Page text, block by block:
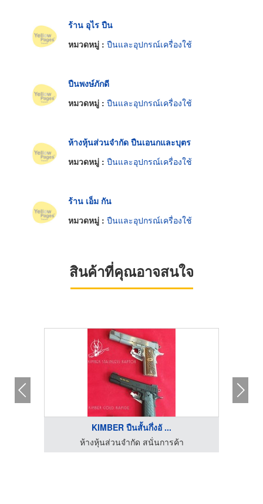
ร้าน อุไร ปืน
หมวดหมู่ : ปืนและอุปกรณ์เครื่องใช้
ปืนพงษ์ภักดี
หมวดหมู่ : ปืนและอุปกรณ์เครื่องใช้
ห้างหุ้นส่วนจำกัด ปืนเอนกและบุตร
หมวดหมู่ : ปืนและอุปกรณ์เครื่องใช้
ร้าน เอ็ม กัน
หมวดหมู่ : ปืนและอุปกรณ์เครื่องใช้
สินค้าที่คุณอาจสนใจ
KIMBER ปืนสั้นกึ่งอั ...
ห้างหุ้นส่วนจำกัด สนั่นการค้า